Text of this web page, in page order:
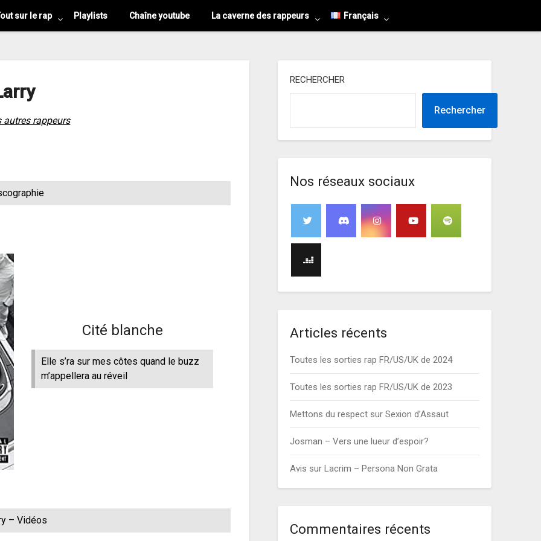
sur le rap Playlists Chaîne youtube La caverne des rappeurs Français
autres rappeurs
Cité blanche
Elle s’ra sur mes côtes quand le buzz
m’appellera au réveil
– Vidéos
RECHERCHER
Rechercher
Nos réseaux sociaux
Articles récents
Toutes les sorties rap FR/US/UK de 2024
Toutes les sorties rap FR/US/UK de 2023
Mettons du respect sur Sexion d’Assaut
Josman – Vers une lueur d’espoir?
Avis sur Lacrim – Persona Non Grata
Commentaires récents